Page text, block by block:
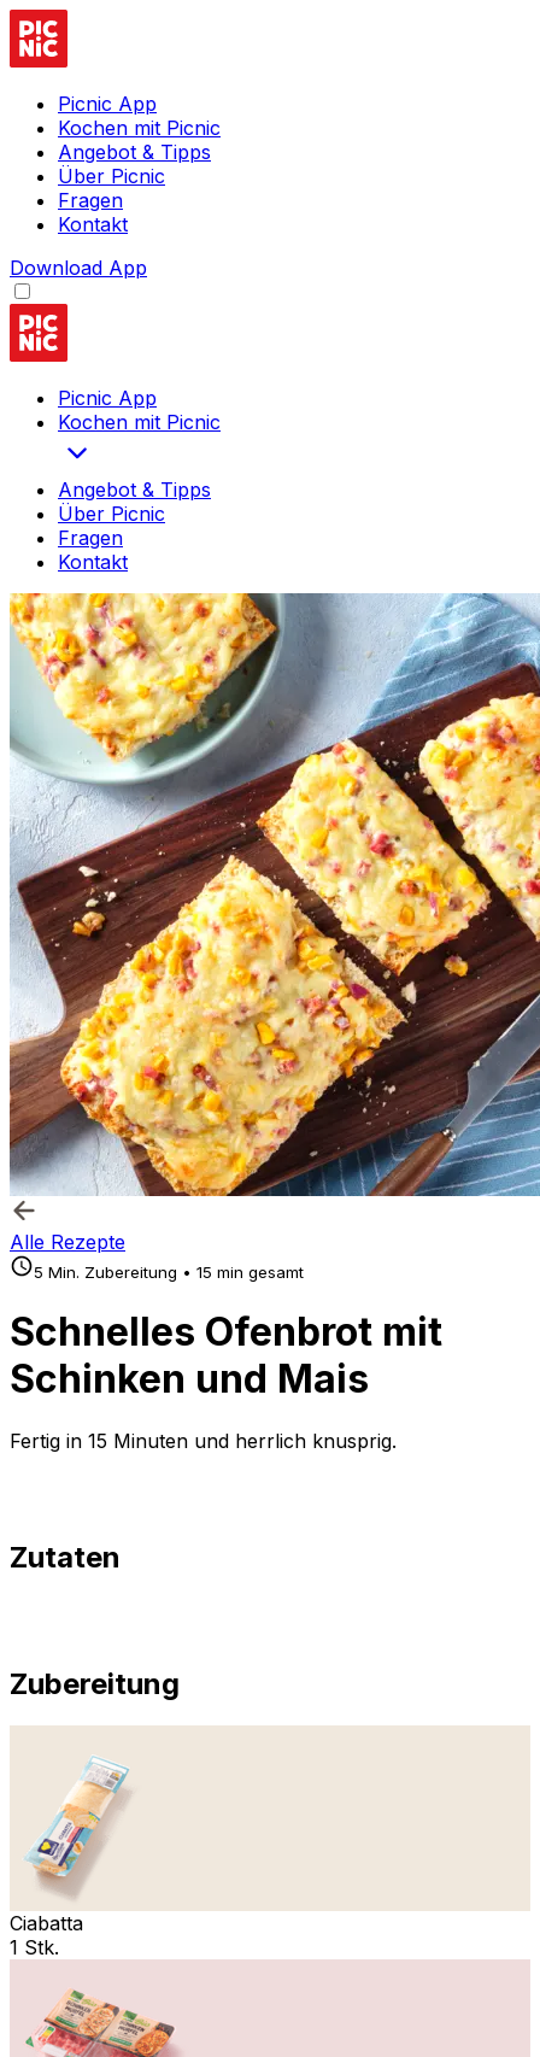
Picnic App
Kochen mit Picnic
Angebot & Tipps
Über Picnic
Fragen
Kontakt
Download App
Picnic App
Kochen mit Picnic
Angebot & Tipps
Über Picnic
Fragen
Kontakt
Alle Rezepte
5 Min. Zubereitung • 15 min gesamt
Schnelles Ofenbrot mit
Schinken und Mais
Fertig in 15 Minuten und herrlich knusprig.
Zutaten
Zubereitung
Ciabatta
1 Stk.